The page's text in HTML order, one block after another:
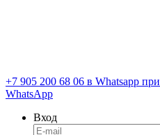
+7 905 200 68 06 в Whatsapp
WhatsApp
Вход